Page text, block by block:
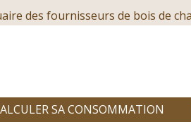
des fournisseurs de bois de
SA CONSOMMATION